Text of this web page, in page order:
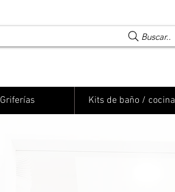
Buscar..
Griferías Kits de baño / cocina